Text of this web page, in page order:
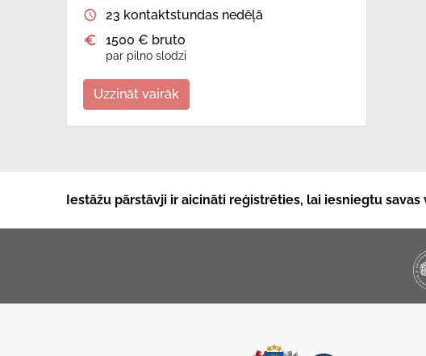
23 kontaktstundas nedēļā
1500 € bruto
par pilno slodzi
Uzzināt vairāk
Iestāžu pārstāvji ir aicināti reģistrēties, lai iesniegtu savas